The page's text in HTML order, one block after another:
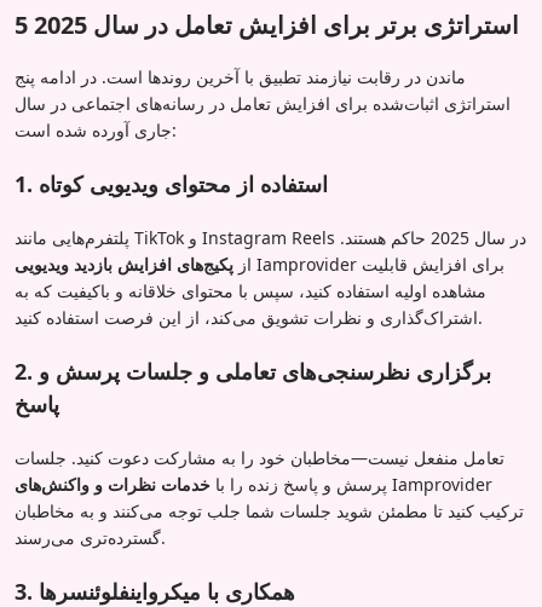
5 استراتژی برتر برای افزایش تعامل در سال 2025
ماندن در رقابت نیازمند تطبیق با آخرین روندها است. در ادامه پنج
استراتژی اثبات‌شده برای افزایش تعامل در رسانه‌های اجتماعی در سال
جاری آورده شده است:
1. استفاده از محتوای ویدیویی کوتاه
پلتفرم‌هایی مانند TikTok و Instagram Reels در سال 2025 حاکم هستند.
از پکیج‌های افزایش بازدید ویدیویی
Iamprovider برای افزایش قابلیت
مشاهده اولیه استفاده کنید، سپس با محتوای خلاقانه و باکیفیت که به
اشتراک‌گذاری و نظرات تشویق می‌کند، از این فرصت استفاده کنید.
2. برگزاری نظرسنجی‌های تعاملی و جلسات پرسش و
پاسخ
تعامل منفعل نیست—مخاطبان خود را به مشارکت دعوت کنید. جلسات
پرسش و پاسخ زنده را با خدمات نظرات و واکنش‌های
Iamprovider
ترکیب کنید تا مطمئن شوید جلسات شما جلب توجه می‌کنند و به مخاطبان
گسترده‌تری می‌رسند.
3. همکاری با میکرواینفلوئنسرها